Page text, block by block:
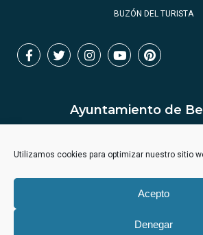
Utilizamos cookies para optimizar nuestro sitio
Acepto
Denegar
BUZÓN DEL TURISTA
Ayuntamiento de